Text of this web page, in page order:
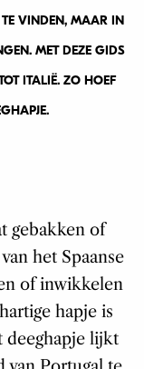
VINDEN, MAAR IN
MET DEZE GIDS
ITALIË. ZO HOEF
gebakken of
het Spaanse
of inwikkelen
hapje is
deeghapje lijkt